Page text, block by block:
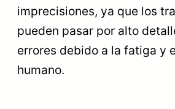
imprecisiones, ya que los
pueden pasar por alto
errores debido a la fatiga y
humano.